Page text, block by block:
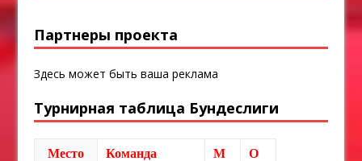
Партнеры проекта
Здесь может быть ваша реклама
Турнирная таблица Бундеслиги
Место Команда М О